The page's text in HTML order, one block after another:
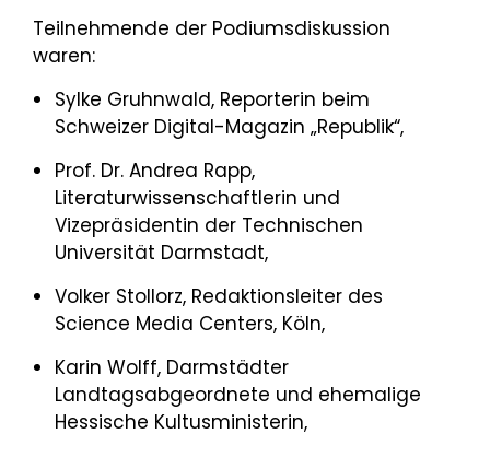
Teilnehmende der Podiumsdiskussion
waren:
Sylke Gruhnwald, Reporterin beim
Schweizer Digital-Magazin „Republik“,
Prof. Dr. Andrea Rapp,
Literaturwissenschaftlerin und
Vizepräsidentin der Technischen
Universität Darmstadt,
Volker Stollorz, Redaktionsleiter des
Science Media Centers, Köln,
Karin Wolff, Darmstädter
Landtagsabgeordnete und ehemalige
Hessische Kultusministerin,